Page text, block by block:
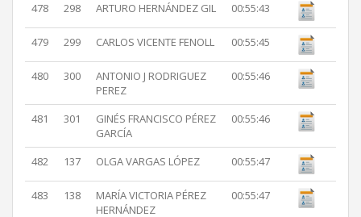
478 298 ARTURO HERNÁNDEZ GIL 00:55:43
479 299 CARLOS VICENTE FENOLL 00:55:45
480 300
ANTONIO J RODRIGUEZ
PEREZ
00:55:46
481 301
GINÉS FRANCISCO PÉREZ
GARCÍA
00:55:46
482 137 OLGA VARGAS LÓPEZ 00:55:47
483 138
MARÍA VICTORIA PÉREZ
HERNÁNDEZ
00:55:47